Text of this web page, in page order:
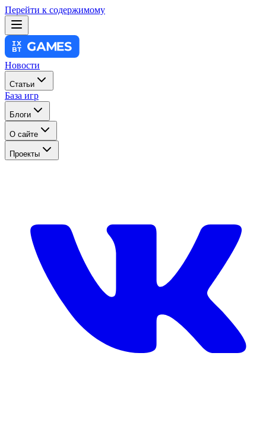
Перейти к содержимому
Новости
Статьи
База игр
Блоги
О сайте
Проекты